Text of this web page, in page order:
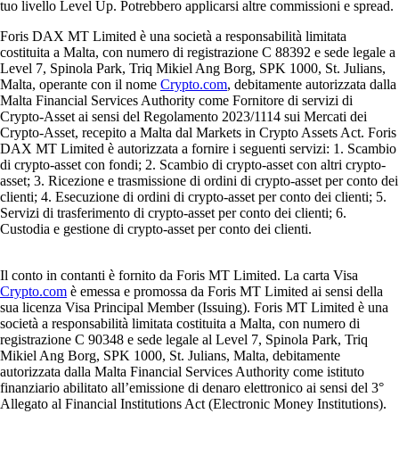
tuo livello Level Up. Potrebbero applicarsi altre commissioni e spread.
Foris DAX MT Limited è una società a responsabilità limitata
costituita a Malta, con numero di registrazione C 88392 e sede legale a
Level 7, Spinola Park, Triq Mikiel Ang Borg, SPK 1000, St. Julians,
Malta, operante con il nome Crypto.com, debitamente autorizzata dalla
Malta Financial Services Authority come Fornitore di servizi di
Crypto-Asset ai sensi del Regolamento 2023/1114 sui Mercati dei
Crypto-Asset, recepito a Malta dal Markets in Crypto Assets Act. Foris
DAX MT Limited è autorizzata a fornire i seguenti servizi: 1. Scambio
di crypto-asset con fondi; 2. Scambio di crypto-asset con altri crypto-
asset; 3. Ricezione e trasmissione di ordini di crypto-asset per conto dei
clienti; 4. Esecuzione di ordini di crypto-asset per conto dei clienti; 5.
Servizi di trasferimento di crypto-asset per conto dei clienti; 6.
Custodia e gestione di crypto-asset per conto dei clienti.
Il conto in contanti è fornito da Foris MT Limited. La carta Visa
Crypto.com è emessa e promossa da Foris MT Limited ai sensi della
sua licenza Visa Principal Member (Issuing). Foris MT Limited è una
società a responsabilità limitata costituita a Malta, con numero di
registrazione C 90348 e sede legale al Level 7, Spinola Park, Triq
Mikiel Ang Borg, SPK 1000, St. Julians, Malta, debitamente
autorizzata dalla Malta Financial Services Authority come istituto
finanziario abilitato all’emissione di denaro elettronico ai sensi del 3°
Allegato al Financial Institutions Act (Electronic Money Institutions).